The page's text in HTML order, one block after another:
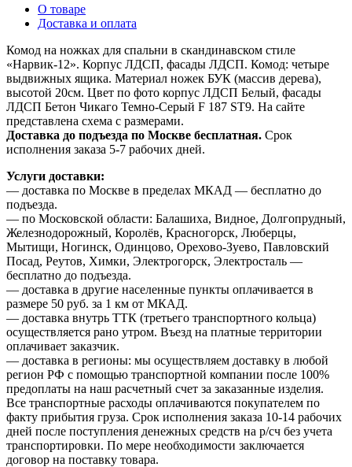
О товаре
Доставка и оплата
Комод на ножках для спальни в скандинавском стиле
«Нарвик-12». Корпус ЛДСП, фасады ЛДСП. Комод: четыре
выдвижных ящика. Материал ножек БУК (массив дерева),
высотой 20см. Цвет по фото корпус ЛДСП Белый, фасады
ЛДСП Бетон Чикаго Темно-Серый F 187 ST9. На сайте
представлена схема с размерами.
Доставка до подъезда по Москве бесплатная. Срок
исполнения заказа 5-7 рабочих дней.
Услуги доставки:
— доставка по Москве в пределах МКАД — бесплатно до
подъезда.
— по Московской области: Балашиха, Видное, Долгопрудный,
Железнодорожный, Королёв, Красногорск, Люберцы,
Мытищи, Ногинск, Одинцово, Орехово-Зуево, Павловский
Посад, Реутов, Химки, Электрогорск, Электросталь —
бесплатно до подъезда.
— доставка в другие населенные пункты оплачивается в
размере 50 руб. за 1 км от МКАД.
— доставка внутрь ТТК (третьего транспортного кольца)
осуществляется рано утром. Въезд на платные территории
оплачивает заказчик.
— доставка в регионы: мы осуществляем доставку в любой
регион РФ с помощью транспортной компании после 100%
предоплаты на наш расчетный счет за заказанные изделия.
Все транспортные расходы оплачиваются покупателем по
факту прибытия груза. Срок исполнения заказа 10-14 рабочих
дней после поступления денежных средств на р/сч без учета
транспортировки. По мере необходимости заключается
договор на поставку товара.